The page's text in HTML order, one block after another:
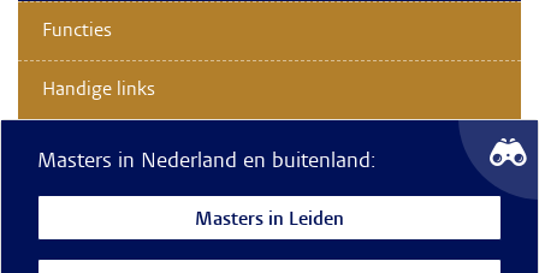
Functies
Handige links
Masters in Nederland en buitenland:
Masters in Leiden